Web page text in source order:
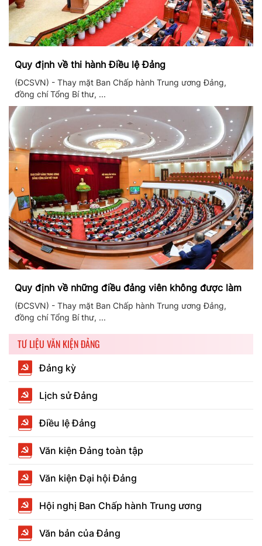
Quy định về thi hành Điều lệ Đảng
(ĐCSVN) - Thay mặt Ban Chấp hành Trung ương Đảng,
đồng chí Tổng Bí thư, ...
Quy định về những điều đảng viên không được làm
(ĐCSVN) - Thay mặt Ban Chấp hành Trung ương Đảng,
đồng chí Tổng Bí thư, ...
TƯ LIỆU VĂN KIỆN ĐẢNG
Đảng kỳ
Lịch sử Đảng
Điều lệ Đảng
Văn kiện Đảng toàn tập
Văn kiện Đại hội Đảng
Hội nghị Ban Chấp hành Trung ương
Văn bản của Đảng